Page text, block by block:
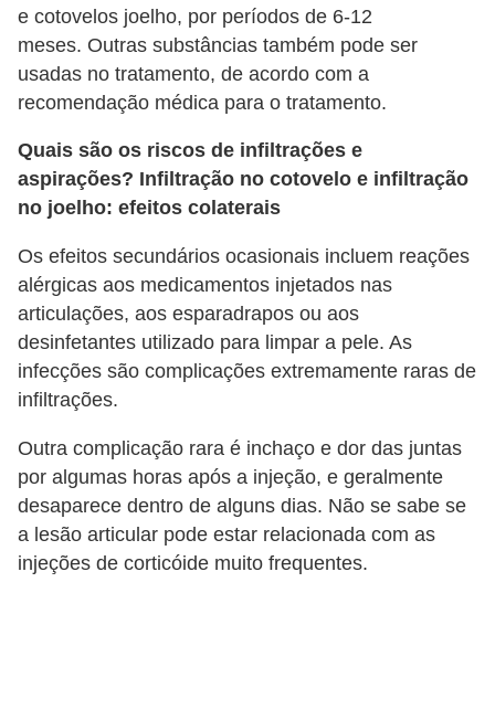
e cotovelos joelho, por períodos de 6-12
meses. Outras substâncias também pode ser
usadas no tratamento, de acordo com a
recomendação médica para o tratamento.
Quais são os riscos de infiltrações e
aspirações? Infiltração no cotovelo e infiltração
no joelho: efeitos colaterais
Os efeitos secundários ocasionais incluem reações
alérgicas aos medicamentos injetados nas
articulações, aos esparadrapos ou aos
desinfetantes utilizado para limpar a pele. As
infecções são complicações extremamente raras de
infiltrações.
Outra complicação rara é inchaço e dor das juntas
por algumas horas após a injeção, e geralmente
desaparece dentro de alguns dias. Não se sabe se
a lesão articular pode estar relacionada com as
injeções de corticóide muito frequentes.